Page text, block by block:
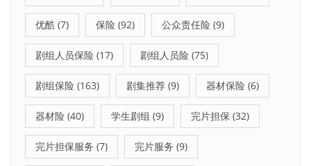
优酷 (7) 保险 (92) 公众责任险 (9)
剧组人员保险 (17) 剧组人员险 (75)
剧组保险 (163) 剧集推荐 (9) 器材保险 (6)
器材险 (40) 学生剧组 (9) 完片担保 (32)
完片担保服务 (7) 完片服务 (9)